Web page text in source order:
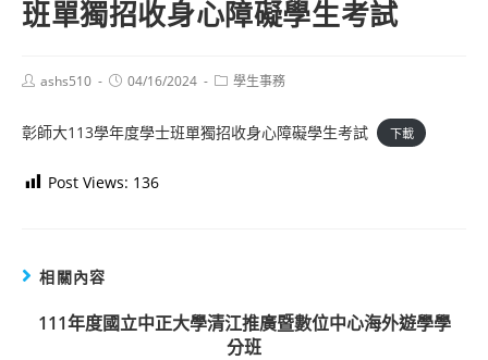
班單獨招收身心障礙學生考試
Postashs510
Post04/16/2024
Post學生事務
彰師大113學年度學士班單獨招收身心障礙學生考試 下載
Post Views: 136
相關內容
111年度國立中正大學清江推廣暨數位中心海外遊學學
分班